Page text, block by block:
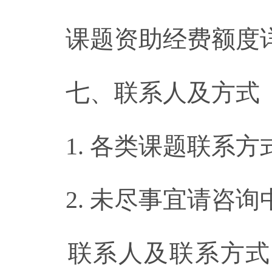
课题资助经费额度
七、联系人及方式
1. 各类课题联系方
2. 未尽事宜请咨询
联系人及联系方式